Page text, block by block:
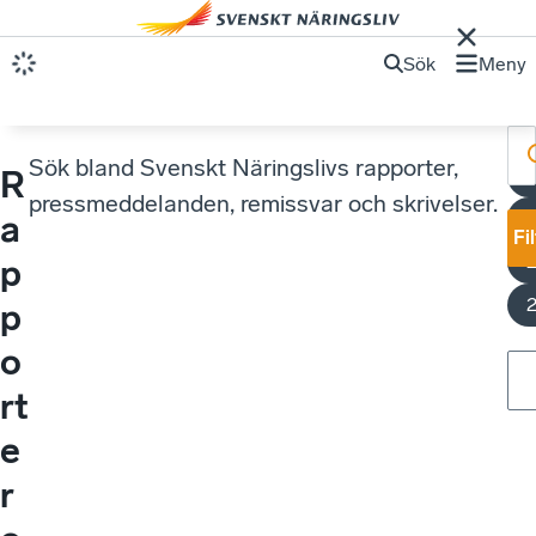
Sök Meny
R
a
p
p
o
rt
e
r
Sök bland Svenskt Näringslivs rapporter,
pressmeddelanden, remissvar och skrivelser.